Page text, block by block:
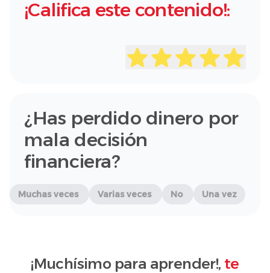
¡Califica este contenido!:
¿Has perdido dinero por
mala decisión
financiera?
Muchas veces Varias veces No Una vez
¡Muchísimo para aprender!, te